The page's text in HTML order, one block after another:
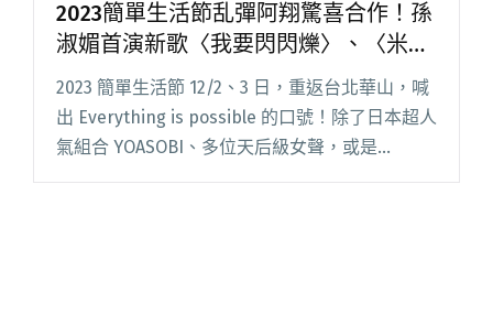
2023簡單生活節乱彈阿翔驚喜合作！孫
淑媚首演新歌〈我要閃閃爍〉、〈米
蟲〉
2023 簡單生活節 12/2、3 日，重返台北華山，喊
出 Everything is possible 的口號！除了日本超人
氣組合 YOASOBI、多位天后級女聲，或是
StreetVoice 街聲站上正竄紅的獨立樂團，當然也